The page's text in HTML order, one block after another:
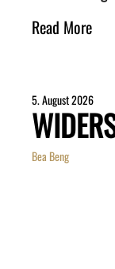
Read More
5. August 2026
Bea Beng